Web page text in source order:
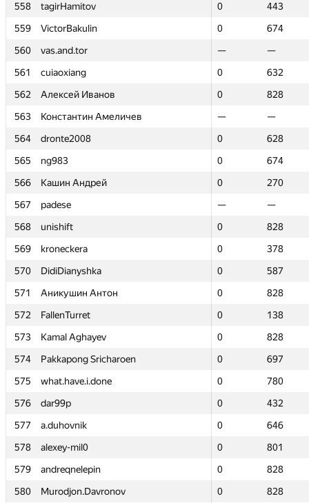
558
tagirHamitov 0
443
559
VictorBakulin 0
674
560
vas.and.tor —
—
561
cuiaoxiang 0
632
562
Алексей Иванов 0
828
563
Константин Амеличев —
—
564
dronte2008 0
628
565
ng983 0
674
566
Кашин Андрей 0
270
567
padese —
—
568
unishift 0
828
569
kroneckera 0
378
570
DidiDianyshka 0
587
571
Аникушин Антон 0
828
572
FallenTurret 0
138
573
Kamal Aghayev 0
828
574
Pakkapong Sricharoen 0
697
575
what.have.i.done 0
780
576
dar99p 0
432
577
a.duhovnik 0
646
578
alexey-mil0 0
801
579
andreqnelepin 0
828
580
Murodjon.Davronov 0
828
558
tagirHamitov 0
443
559
VictorBakulin 0
674
560
vas.and.tor —
—
561
cuiaoxiang 0
632
562
Алексей Иванов 0
828
563
Константин Амеличев —
—
564
dronte2008 0
628
565
ng983 0
674
566
Кашин Андрей 0
270
567
padese —
—
568
unishift 0
828
569
kroneckera 0
378
570
DidiDianyshka 0
587
571
Аникушин Антон 0
828
572
FallenTurret 0
138
573
Kamal Aghayev 0
828
574
Pakkapong Sricharoen 0
697
575
what.have.i.done 0
780
576
dar99p 0
432
577
a.duhovnik 0
646
578
alexey-mil0 0
801
579
andreqnelepin 0
828
580
Murodjon.Davronov 0
828